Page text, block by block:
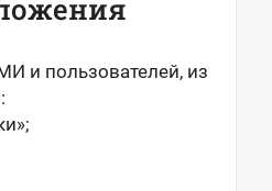
и пользователей, из